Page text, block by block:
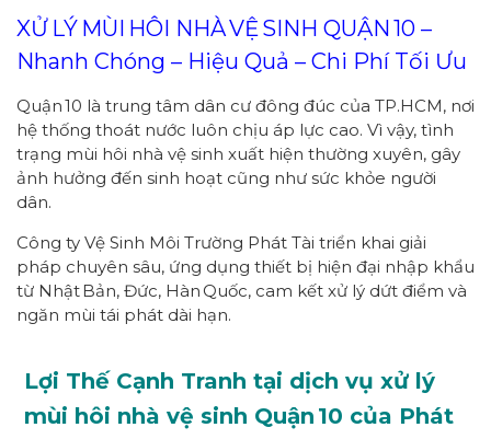
XỬ LÝ MÙI HÔI NHÀ VỆ SINH QUẬN 10 –
Nhanh Chóng – Hiệu Quả – Chi Phí Tối Ưu
Quận 10 là trung tâm dân cư đông đúc của TP.HCM, nơi
hệ thống thoát nước luôn chịu áp lực cao. Vì vậy, tình
trạng mùi hôi nhà vệ sinh xuất hiện thường xuyên, gây
ảnh hưởng đến sinh hoạt cũng như sức khỏe người
dân.
Công ty Vệ Sinh Môi Trường Phát Tài triển khai giải
pháp chuyên sâu, ứng dụng thiết bị hiện đại nhập khẩu
từ Nhật Bản, Đức, Hàn Quốc, cam kết xử lý dứt điểm và
ngăn mùi tái phát dài hạn.
Lợi Thế Cạnh Tranh tại dịch vụ xử lý
mùi hôi nhà vệ sinh Quận 10 của Phát